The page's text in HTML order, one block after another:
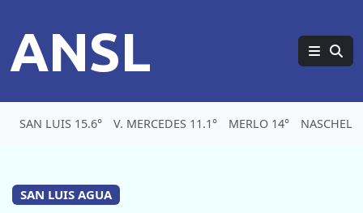
ANSL
SAN LUIS 15.6° V. MERCEDES 11.1° MERLO 14° NASCHEL
SAN LUIS AGUA